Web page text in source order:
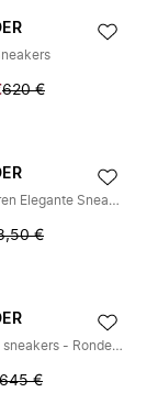
620 €
Zwarte Leren Elegante Sneakers
€
Witte leren sneakers - Ronde neus
645 €